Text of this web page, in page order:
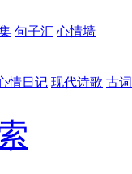
句子汇 心情墙 |
情日记 现代诗歌 古